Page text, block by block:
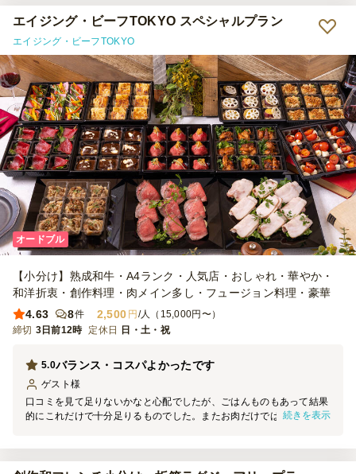
エイジング・ビーフTOKYO スペシャルプラン
エイジング・ビーフTOKYO
オードブル
【小分け】熟成和牛・A4ランク・人気店・おしゃれ・華やか・
和洋折衷・創作料理・肉メイン多し・フュージョン料理・豪華
4.63
8件 2,500 円/人（15,000円〜）
締切 3日前12時 定休日 日・土・祝
バランス・コスパよかったです
5.0
ゲスト 様
口コミを見て足りないかなと心配でしたが、ごはんものもあって結果
的にこれだけで十分足りるものでした。またお肉だけではなくサラダ
続きを表示